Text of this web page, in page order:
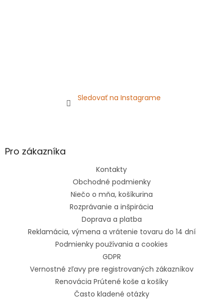
Sledovať na Instagrame
Pro zákazníka
Kontakty
Obchodné podmienky
Niečo o mňa, košíkurina
Rozprávanie a inšpirácia
Doprava a platba
Reklamácia, výmena a vrátenie tovaru do 14 dní
Podmienky používania a cookies
GDPR
Vernostné zľavy pre registrovaných zákazníkov
Renovácia Prútené koše a košíky
Často kladené otázky